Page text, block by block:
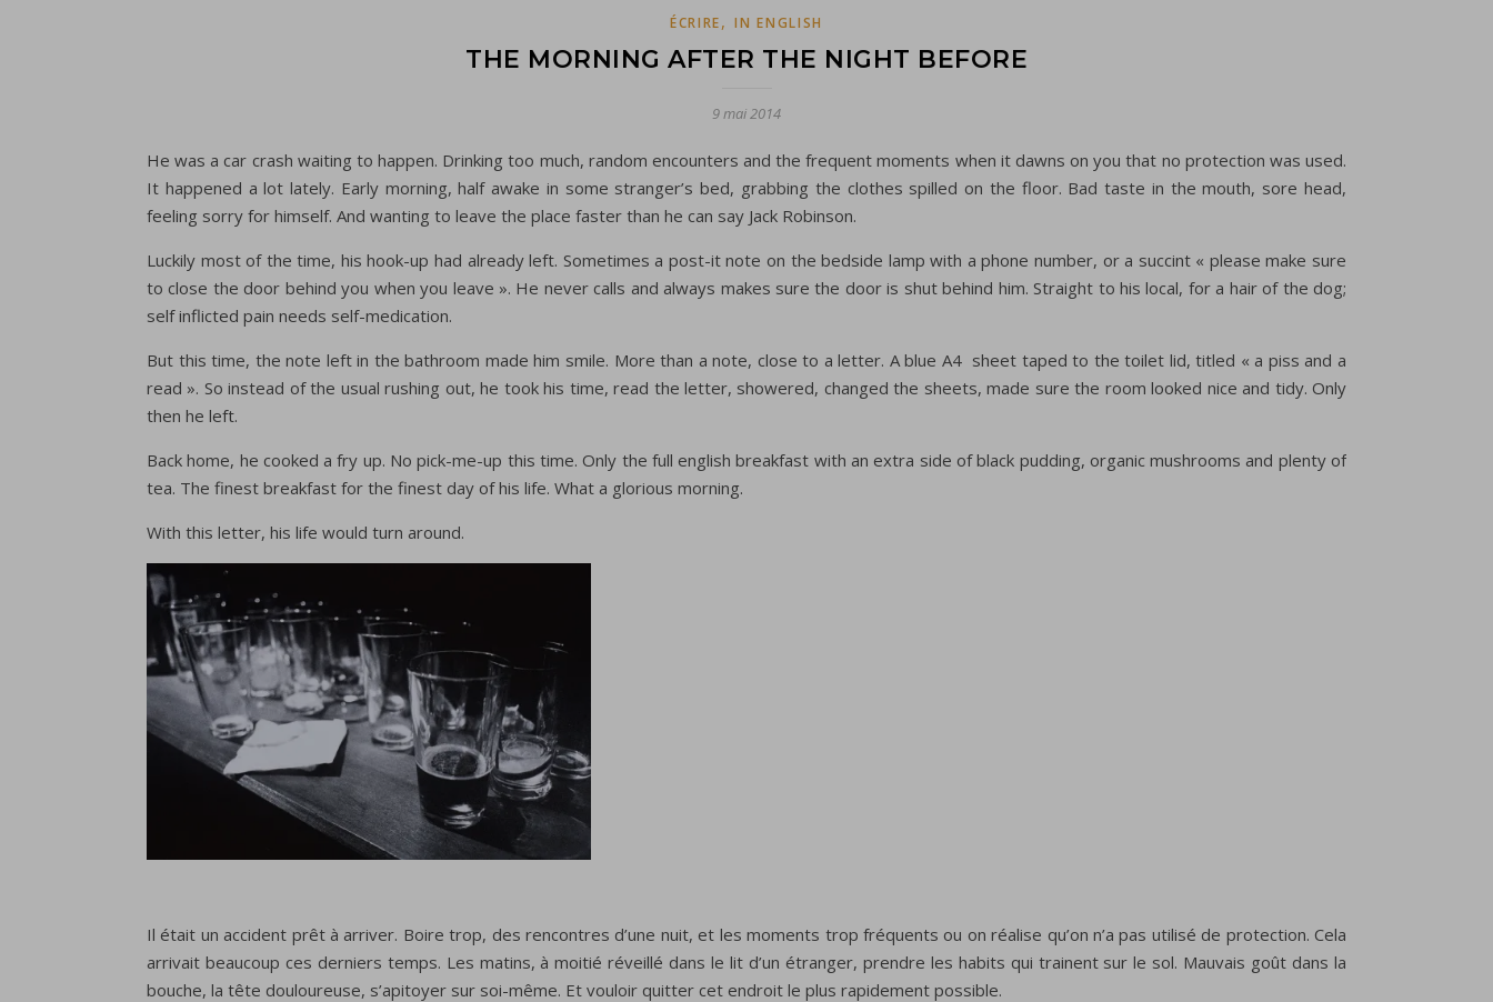
ÉCRIRE,IN ENGLISH
THE MORNING AFTER THE NIGHT BEFORE
9 mai 2014
He was a car crash waiting to happen. Drinking too much, random encounters and the frequent moments when it dawns on you that no protection was used.
It happened a lot lately. Early morning, half awake in some stranger’s bed, grabbing the clothes spilled on the floor. Bad taste in the mouth, sore head,
feeling sorry for himself. And wanting to leave the place faster than he can say Jack Robinson.
Luckily most of the time, his hook-up had already left. Sometimes a post-it note on the bedside lamp with a phone number, or a succint « please make sure
to close the door behind you when you leave ». He never calls and always makes sure the door is shut behind him. Straight to his local, for a hair of the dog;
self inflicted pain needs self-medication.
But this time, the note left in the bathroom made him smile. More than a note, close to a letter. A blue A4 sheet taped to the toilet lid, titled « a piss and a
read ». So instead of the usual rushing out, he took his time, read the letter, showered, changed the sheets, made sure the room looked nice and tidy. Only
then he left.
Back home, he cooked a fry up. No pick-me-up this time. Only the full english breakfast with an extra side of black pudding, organic mushrooms and plenty of
tea. The finest breakfast for the finest day of his life. What a glorious morning.
With this letter, his life would turn around.
Il était un accident prêt à arriver. Boire trop, des rencontres d’une nuit, et les moments trop fréquents ou on réalise qu’on n’a pas utilisé de protection. Cela
arrivait beaucoup ces derniers temps. Les matins, à moitié réveillé dans le lit d’un étranger, prendre les habits qui trainent sur le sol. Mauvais goût dans la
bouche, la tête douloureuse, s’apitoyer sur soi-même. Et vouloir quitter cet endroit le plus rapidement possible.